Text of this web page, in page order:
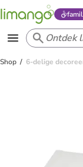
Shop 6-delige